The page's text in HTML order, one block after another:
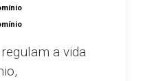
a vida